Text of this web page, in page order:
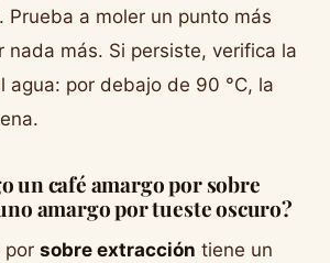
Prueba a moler un punto más
nada más. Si persiste, verifica la
agua: por debajo de 90 °C, la
un café amargo por sobre
amargo por tueste oscuro?
por sobre extracción tiene un